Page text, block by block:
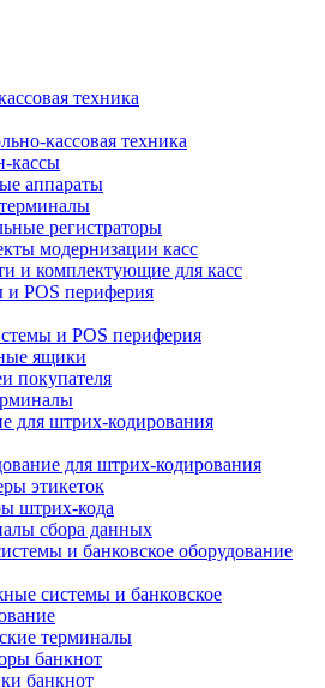
техника
кассовая техника
кассы
аппараты
регистраторы
модернизации касс
и комплектующие для касс
и POS периферия
и POS периферия
ящики
покупателя
для штрих-кодирования
для штрих-кодирования
этикеток
штрих-кода
сбора данных
и банковское оборудование
системы и банковское
терминалы
банкнот
банкнот